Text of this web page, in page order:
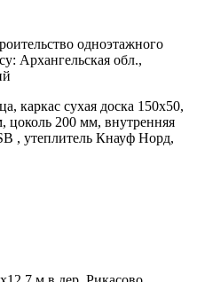
одноэтажного
Архангельская обл.,
каркас сухая доска 150х50,
цоколь 200 мм, внутренняя
, утеплитель Кнауф Норд,